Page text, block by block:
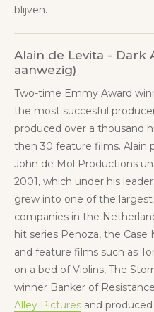
blijven.
Alain de Levita - Dark
aanwezig)
Two-time Emmy Award
the most succesful
produced over a thousand
then 30 feature films. Alain
John de Mol Productions
2001, which under his
grew into one of the
companies in the
hit series Penoza, the Case
and feature films such as
on a bed of Violins, The
winner Banker of
Alley Pictures and